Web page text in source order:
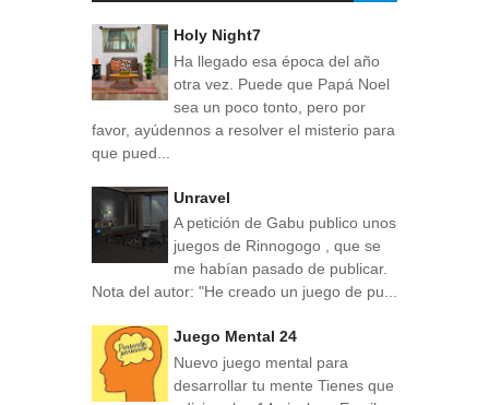
Holy Night7
Ha llegado esa época del año
otra vez. Puede que Papá Noel
sea un poco tonto, pero por
favor, ayúdennos a resolver el misterio para
que pued...
Unravel
A petición de Gabu publico unos
juegos de Rinnogogo , que se
me habían pasado de publicar.
Nota del autor: "He creado un juego de pu...
Juego Mental 24
Nuevo juego mental para
desarrollar tu mente Tienes que